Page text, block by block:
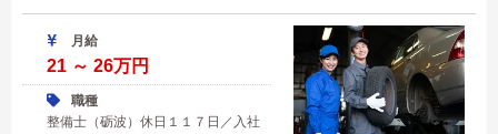
月給
21 ～ 26万円
職種
整備士（砺波）休日１１７日／入社